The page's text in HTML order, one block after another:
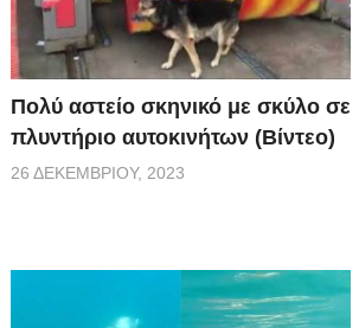
Πολύ αστείο σκηνικό με σκύλο σε
πλυντήριο αυτοκινήτων (Βίντεο)
26 ΔΕΚΕΜΒΡΊΟΥ, 2023